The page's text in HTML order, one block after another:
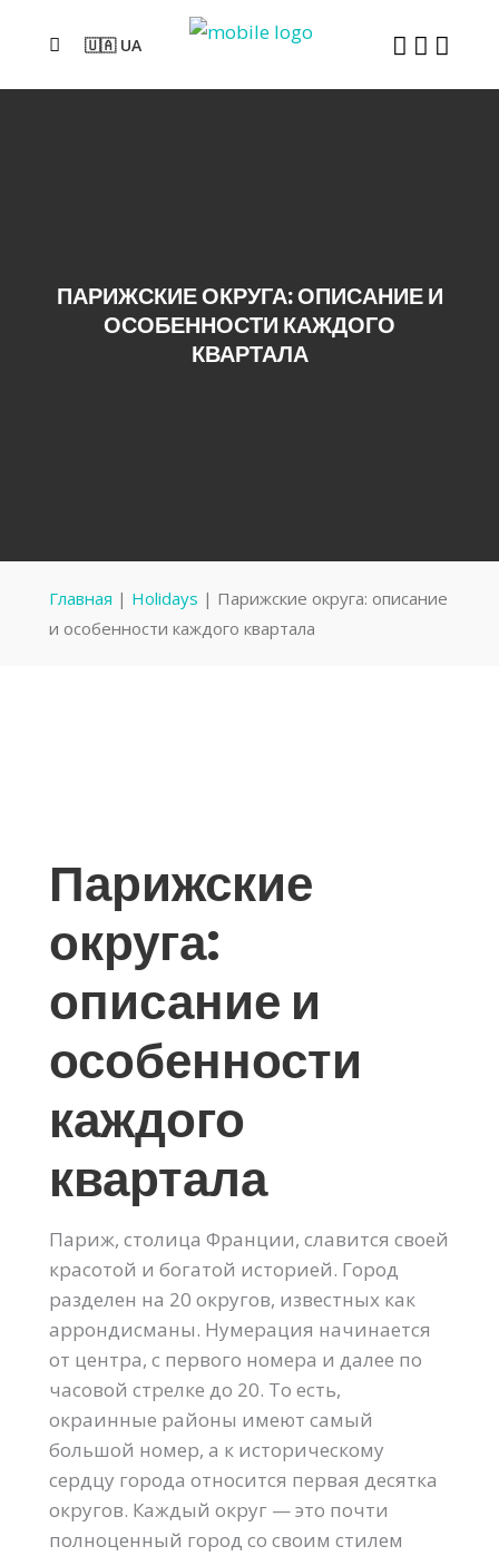
🇺🇦 UA
ПАРИЖСКИЕ ОКРУГА: ОПИСАНИЕ И
ОСОБЕННОСТИ КАЖДОГО
КВАРТАЛА
Главная | Holidays | Парижские округа: описание
и особенности каждого квартала
Парижские
округа:
описание и
особенности
каждого
квартала
Париж, столица Франции, славится своей
красотой и богатой историей. Город
разделен на 20 округов, известных как
аррондисманы. Нумерация начинается
от центра, с первого номера и далее по
часовой стрелке до 20. То есть,
окраинные районы имеют самый
большой номер, а к историческому
сердцу города относится первая десятка
округов. Каждый округ — это почти
полноценный город со своим стилем